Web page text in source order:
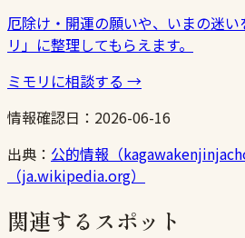
厄除け・開運の願いや、いまの迷
リ」に整理してもらえます。
ミモリに相談する →
情報確認日： 2026-06-16
出典： 公的情報（
（ja.wikipedia.org）
関連するスポット